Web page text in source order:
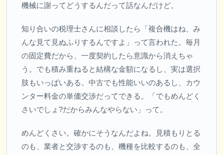
機械に謝ってどうするんだって話なんだけど。
知り合いの税理士さんに相談したら「複合機はね、み
んな見て見ぬふりするんですよ」って言われた。毎月
の固定費だから、一度契約したら意識から消えちゃ
う。でも積み重ねると結構な金額になるし、実は選択
肢もいっぱいある。中古でも性能いいのあるし、カウ
ンター料金の単価交渉だってできる。「でもめんどく
さいでしょ?だからみんなやらない」って。
めんどくさい。確かにそうなんだよね。見積もりとる
のも、業者と交渉するのも、機種を比較するのも、全